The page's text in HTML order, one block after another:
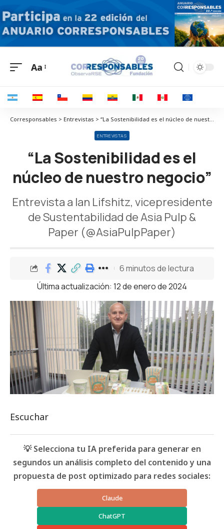
Aa
Corresponsables > Entrevistas > “La Sostenibilidad es el núcleo de nuestro negocio”
ENTREVISTAS
“La Sostenibilidad es el
núcleo de nuestro negocio”
Entrevista a Ian Lifshitz, vicepresidente
de Sustentabilidad de Asia Pulp &
Paper (@AsiaPulpPaper)
Última actualización: 12 de enero de 2024
6 minutos de lectura
Escuchar
💡 Selecciona tu IA preferida para generar en
segundos un análisis completo del contenido y una
propuesta de post optimizado para redes sociales:
Claude
ChatGPT